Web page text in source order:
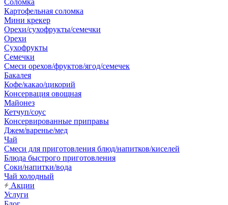
Соломка
Картофельная соломка
Мини крекер
Орехи/сухофрукты/семечки
Орехи
Сухофрукты
Семечки
Смеси орехов/фруктов/ягод/семечек
Бакалея
Кофе/какао/цикорий
Консервация овощная
Майонез
Кетчуп/соус
Консервированные приправы
Джем/варенье/мед
Чай
Смеси для приготовления блюд/напитков/киселей
Блюда быстрого приготовления
Соки/напитки/вода
Чай холодный
Акции
Услуги